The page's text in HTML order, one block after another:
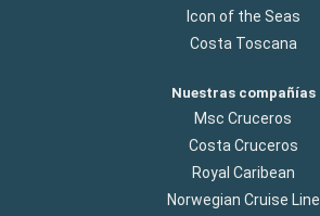
Icon of the Seas
Costa Toscana
Nuestras compañías
Msc Cruceros
Costa Cruceros
Royal Caribean
Norwegian Cruise Line